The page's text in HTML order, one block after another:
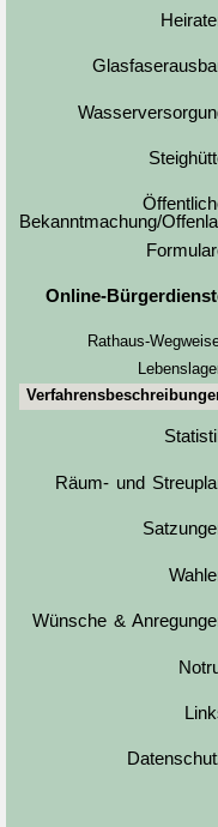
Bekanntmachung/
Online-
Rathaus-
Räum- und
Wünsche &